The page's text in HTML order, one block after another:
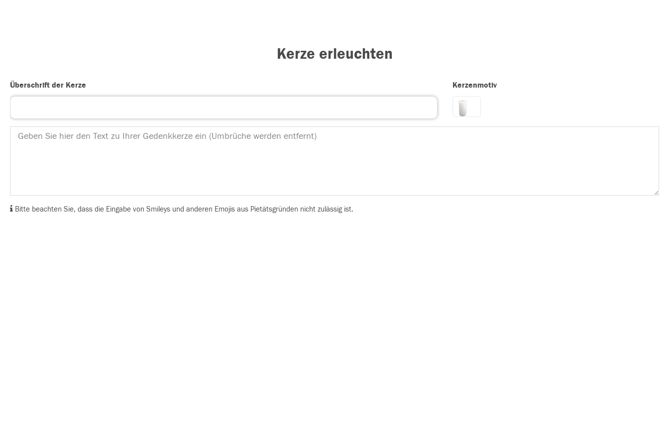
Kerze erleuchten
Überschrift der Kerze Kerzenmotiv
Bitte beachten Sie, dass die Eingabe von Smileys und anderen Emojis aus Pietätsgründen nicht zulässig ist.